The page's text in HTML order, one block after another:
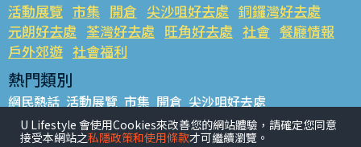
活動展覽 市集 開倉 尖沙咀好去處 銅鑼灣好去處
元朗好去處 荃灣好去處 旺角好去處 社會 餐廳情報
戶外郊遊 社會福利
熱門類別
網民熱話 活動展覽 市集 開倉 尖沙咀好去處
銅鑼灣好去處 元朗好去處 荃灣好去處 旺角好去處 社會
餐廳情報 戶外郊遊
U Lifestyle 會使用Cookies來改善您的網站體驗，請確定您同意
接受本網站之私隱政策和使用條款才可繼續瀏覽。